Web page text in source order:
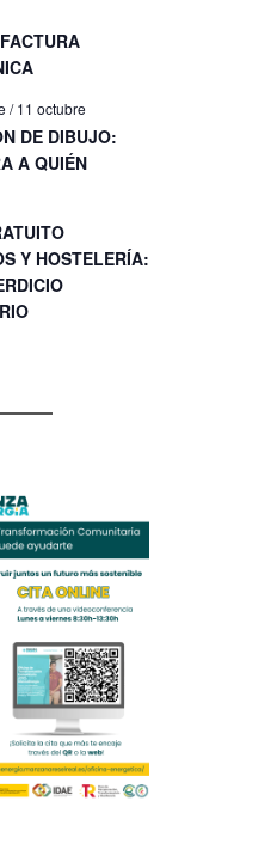
/11 octubre
DE DIBUJO:
A QUIÉN
Y HOSTELERÍA: